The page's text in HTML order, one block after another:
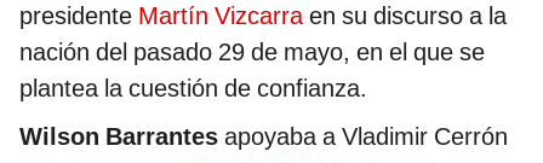
presidente Martín Vizcarraen su discurso a la
nación del pasado 29 de mayo, en el que se
plantea la cuestión de confianza.
Wilson Barrantes apoyaba a Vladimir Cerrón